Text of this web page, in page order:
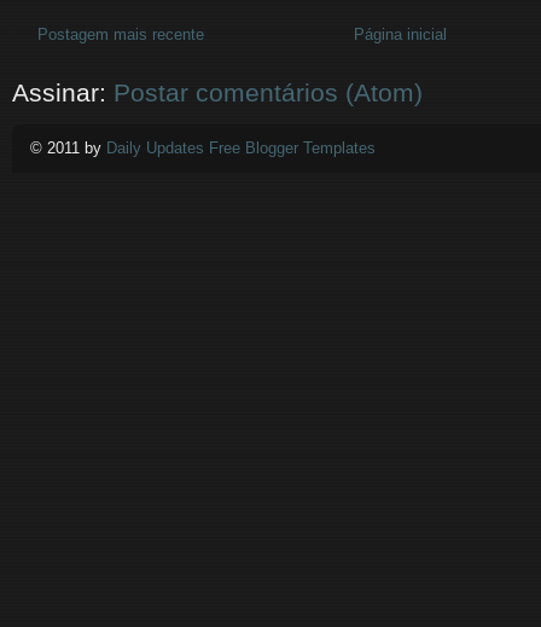
Postagem mais recente Página inicial
Assinar: Postar comentários (Atom)
© 2011 by Daily Updates Free Blogger Templates